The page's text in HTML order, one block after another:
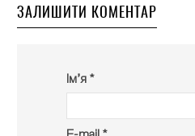
ЗАЛИШИТИ КОМЕНТАР
Ім’я *